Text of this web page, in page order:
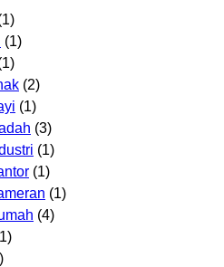
(1)
(2)
(1)
(3)
(1)
(1)
(1)
(4)